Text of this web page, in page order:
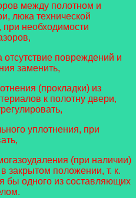
между полотном и
люка технической
при необходимости
отсутствие повреждений и
заменить,
(прокладки) из
к полотну двери,
уплотнения, при
(при наличии)
закрытом положении, т. к.
бы одного из составляющих